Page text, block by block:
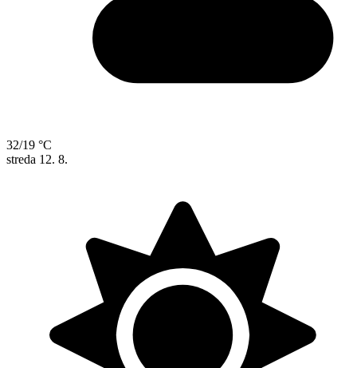
32/19 °C
streda 12. 8.